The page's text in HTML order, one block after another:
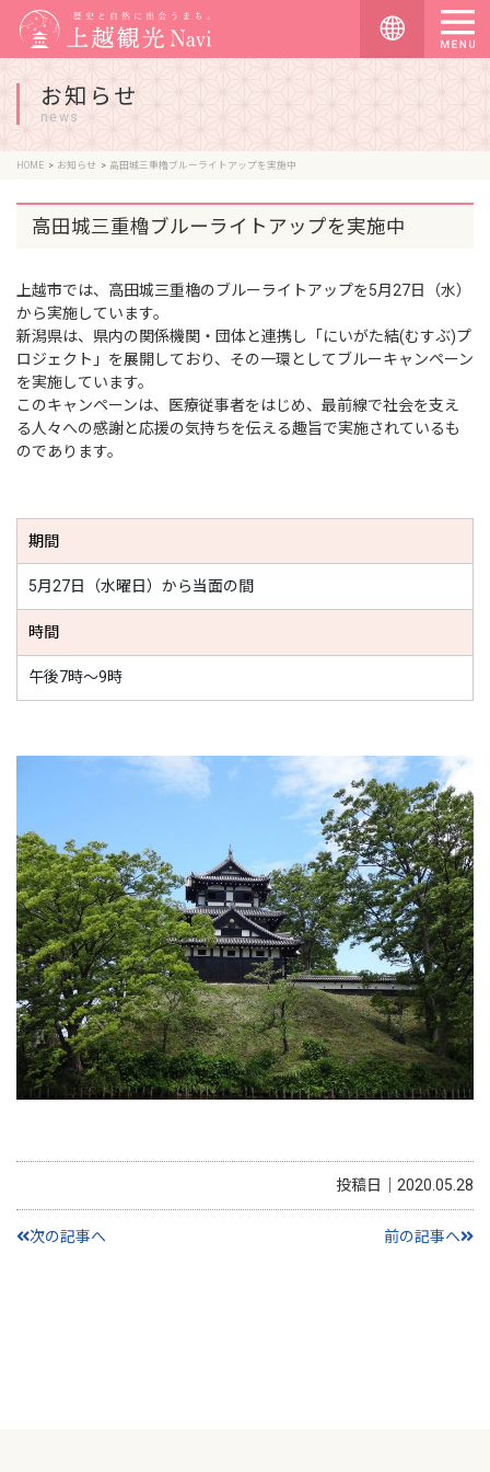
お知らせ
news
HOME お知らせ 高田城三重櫓ブルーライトアップを実施中
高田城三重櫓ブルーライトアップを実施中
上越市では、高田城三重櫓のブルーライトアップを5月27日（水）
から実施しています。
新潟県は、県内の関係機関・団体と連携し「にいがた結(むすぶ)プ
ロジェクト」を展開しており、その一環としてブルーキャンペーン
を実施しています。
このキャンペーンは、医療従事者をはじめ、最前線で社会を支え
る人々への感謝と応援の気持ちを伝える趣旨で実施されているも
のであります。
期間
5月27日（水曜日）から当面の間
時間
午後7時～9時
投稿日｜2020.05.28
次の記事へ 前の記事へ